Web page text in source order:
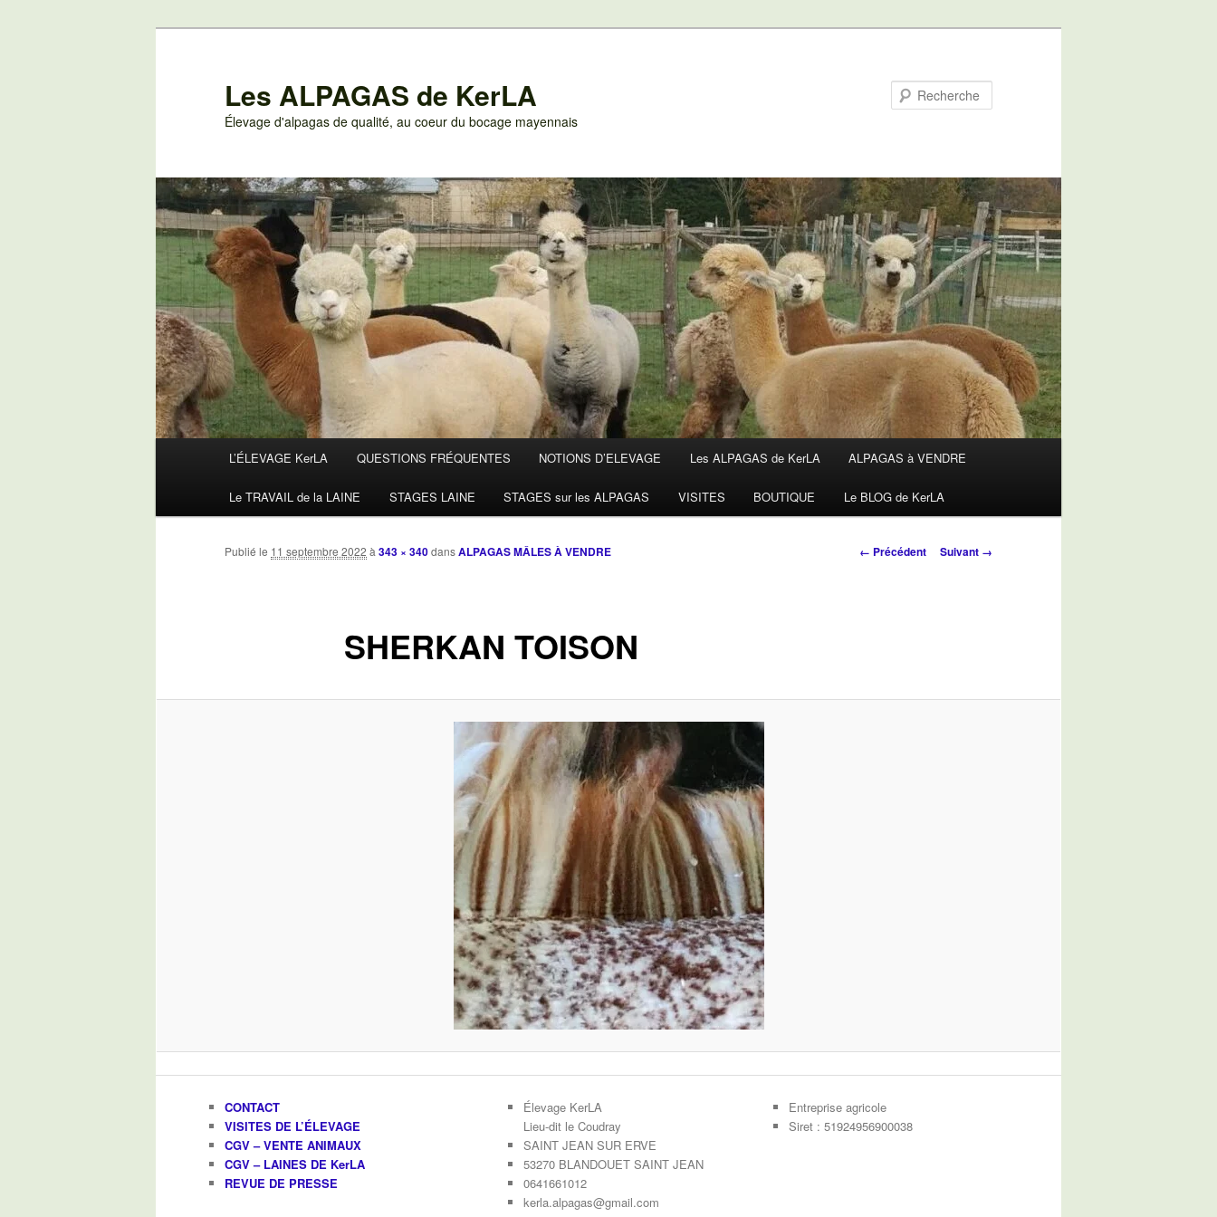
Les ALPAGAS de KerLA
Élevage d'alpagas de qualité, au coeur du bocage mayennais
L’ÉLEVAGE KerLA QUESTIONS FRÉQUENTES NOTIONS D’ELEVAGE Les ALPAGAS de KerLA ALPAGAS à VENDRE
Le TRAVAIL de la LAINE STAGES LAINE STAGES sur les ALPAGAS VISITES BOUTIQUE Le BLOG de KerLA
Navigation
← Précédent Suivant →
SHERKAN TOISON
Publié le 11 septembre 2022 à343 × 340dansALPAGAS MÂLES À VENDRE
CONTACT
VISITES DE L’ÉLEVAGE
CGV – VENTE ANIMAUX
CGV – LAINES DE KerLA
REVUE DE PRESSE
Élevage KerLA
Lieu-dit le Coudray
SAINT JEAN SUR ERVE
53270 BLANDOUET SAINT JEAN
0641661012
kerla.alpagas@gmail.com
Entreprise agricole
Siret : 51924956900038